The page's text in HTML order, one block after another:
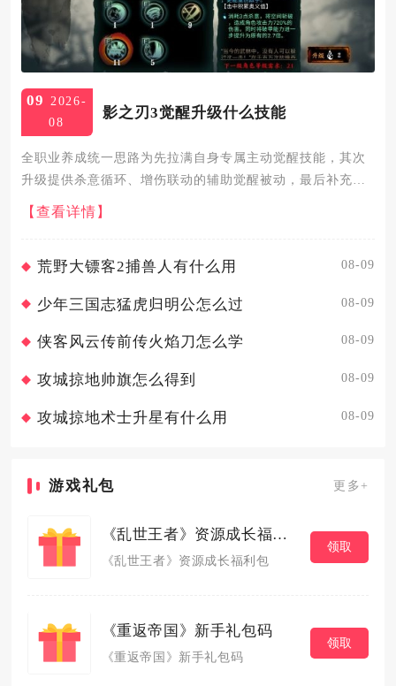
09 2026-
08
影之刃3觉醒升级什么技能
全职业养成统一思路为先拉满自身专属主动觉醒技能，其次
升级提供杀意循环、增伤联动的辅助觉醒被动，最后补充生
存类觉醒被动，资源绝不平均分配给所有觉醒技能，所有流
派均遵循这套优先级，能最大化输出循环效率与副本通关上
【查看详情】
荒野大镖客2捕兽人有什么用 08-09
少年三国志猛虎归明公怎么过 08-09
侠客风云传前传火焰刀怎么学 08-09
攻城掠地帅旗怎么得到 08-09
攻城掠地术士升星有什么用 08-09
游戏礼包 更多+
《乱世王者》资源成长福利包
《乱世王者》资源成长福利包
领取
《重返帝国》新手礼包码
《重返帝国》新手礼包码
领取